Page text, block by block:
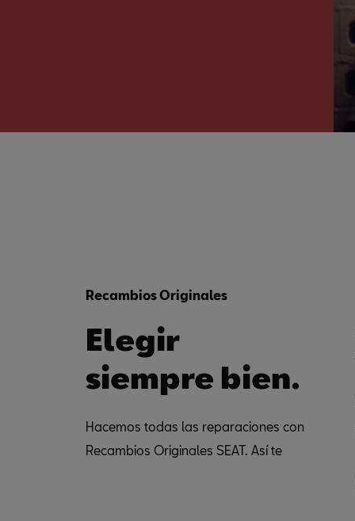
Recambios Originales
Elegir
siempre bien.
Hacemos todas las reparaciones con
Recambios Originales SEAT. Así te